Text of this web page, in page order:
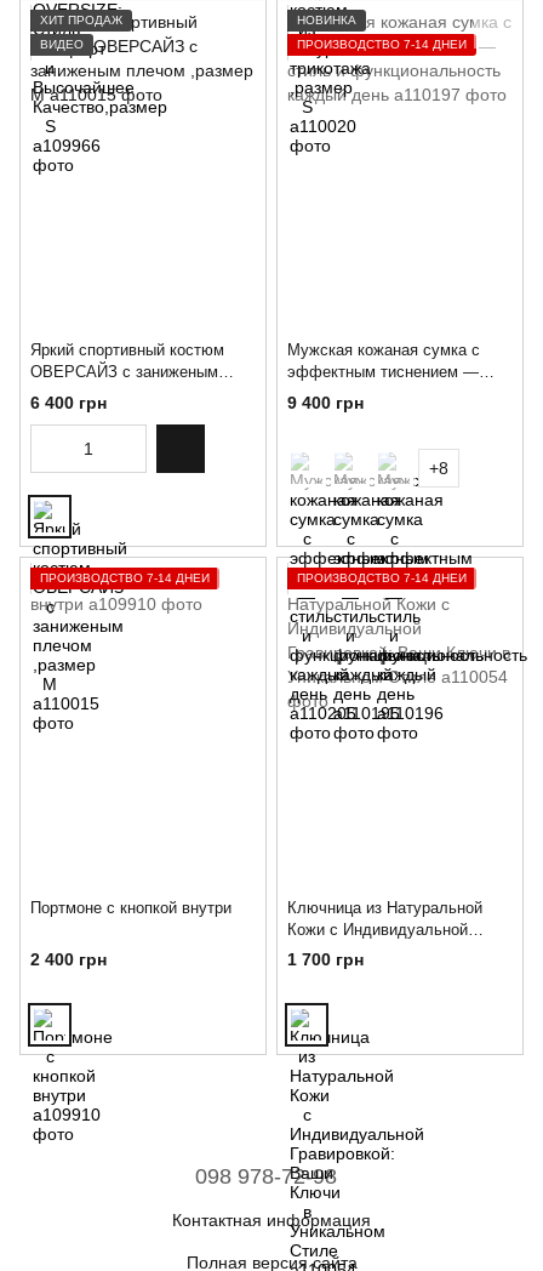
ХИТ ПРОДАЖ
ВИДЕО
Яркий спортивный костюм
ОВЕРСАЙЗ с заниженым
плечом ,размер M
6 400 грн
НОВИНКА
ПРОИЗВОДСТВО 7-14 ДНЕЙ
Мужская кожаная сумка с
эффектным тиснением —
стиль и функциональность
каждый день
9 400 грн
+8
ПРОИЗВОДСТВО 7-14 ДНЕЙ
Портмоне с кнопкой внутри
2 400 грн
ПРОИЗВОДСТВО 7-14 ДНЕЙ
Ключница из Натуральной
Кожи с Индивидуальной
Гравировкой: Ваши Ключи в
Уникальном Стиле
1 700 грн
098 978-72-98
Контактная информация
Полная версия сайта